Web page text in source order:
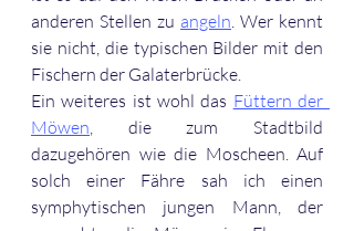
anderen Stellen zu angeln . Wer kennt
sie nicht, die typischen Bilder mit den
Fischern der Galaterbrücke.
Ein weiteres ist wohl das Füttern der
Möwen , die zum Stadtbild
dazugehören wie die Moscheen. Auf
solch einer Fähre sah ich einen
symphytischen jungen Mann, der